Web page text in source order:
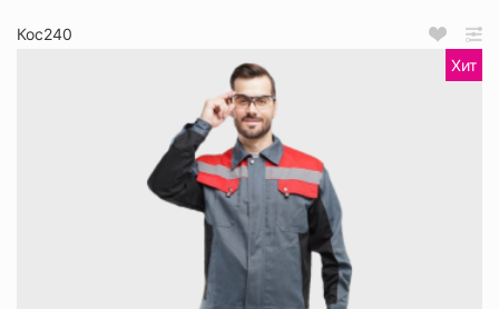
Кос240
Хит